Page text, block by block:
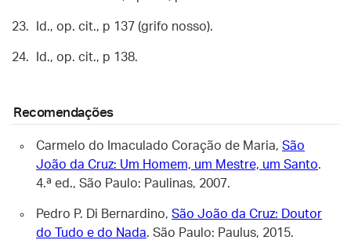
Id., op. cit., p 137 (grifo nosso).
Id., op. cit., p 138.
Recomendações
Carmelo do Imaculado Coração de Maria, São
João da Cruz: Um Homem, um Mestre, um Santo.
4.ª ed., São Paulo: Paulinas, 2007.
Pedro P. Di Bernardino, São João da Cruz: Doutor
do Tudo e do Nada. São Paulo: Paulus, 2015.